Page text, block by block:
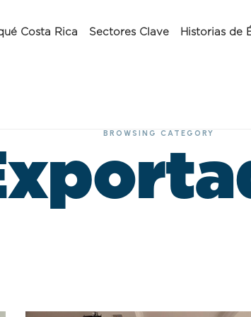
Costa Rica Sectores Clave Historias de
BROWSING CATEGORY